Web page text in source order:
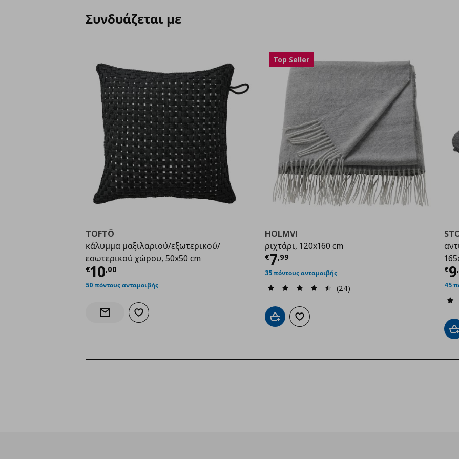
Συνδυάζεται με
TOFTÖ
κάλυμμα μαξιλαριού/εξωτερικού/
εσωτερικού χώρου, 50x50 cm
€10,00
Τρέχουσα τιμή
50 πόντους ανταμοιβής
Ενημέρωση διαθεσιμότητας
Προσθήκη στα αγαπημένα
Top Seller
HOLMVI
ριχτάρι, 120x160 cm
€7,99
Τρέχουσα τιμή
35 πόντους ανταμοιβής
(24)
Προσθήκη στο καλάθι
Προσθήκη στα αγαπημένα
€9,
45